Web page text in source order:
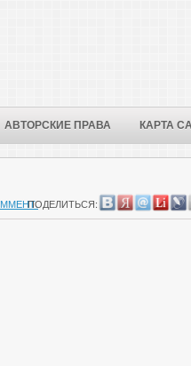
АВТОРСКИЕ ПРАВА КАРТА
ПОДЕЛИТЬСЯ: